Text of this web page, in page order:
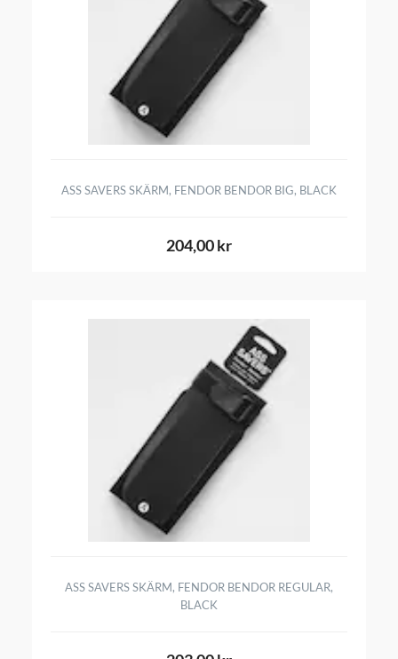
ASS SAVERS SKÄRM, FENDOR BENDOR BIG, BLACK
204,00 kr
ASS SAVERS SKÄRM, FENDOR BENDOR REGULAR,
BLACK